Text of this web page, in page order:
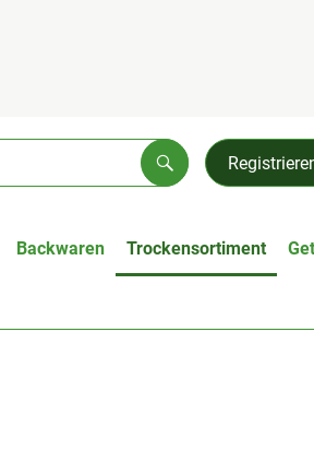
Suchen
Backwaren Trockensortiment